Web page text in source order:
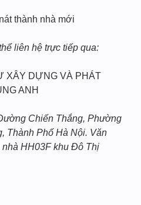
thành nhà mới
liên hệ trực tiếp qua:
XÂY DỰNG VÀ PHÁT
ANH
Chiến Thắng, Phường
Thành Phố Hà Nội. Văn
nhà HH03F khu Đô Thị